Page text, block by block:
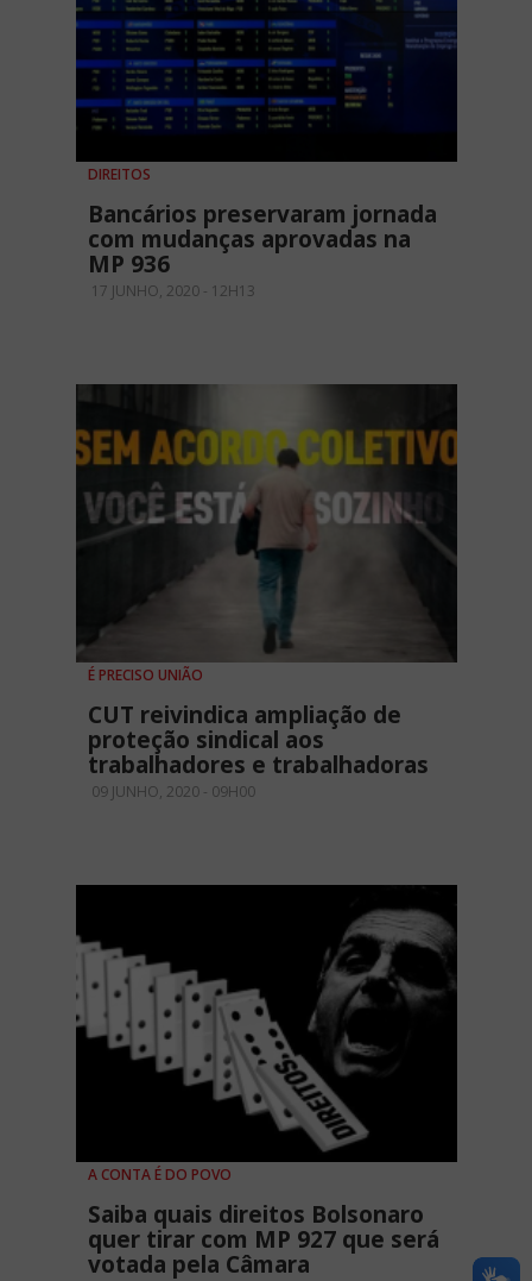
DIREITOS
Bancários preservaram jornada
com mudanças aprovadas na
MP 936
17 JUNHO, 2020 - 12H13
É PRECISO UNIÃO
CUT reivindica ampliação de
proteção sindical aos
trabalhadores e trabalhadoras
09 JUNHO, 2020 - 09H00
A CONTA É DO POVO
Saiba quais direitos Bolsonaro
quer tirar com MP 927 que será
votada pela Câmara